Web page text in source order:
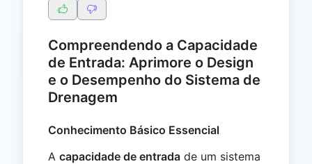
Compreendendo a Capacidade
de Entrada: Aprimore o Design
e o Desempenho do Sistema de
Drenagem
Conhecimento Básico Essencial
A capacidade de entrada de um sistema